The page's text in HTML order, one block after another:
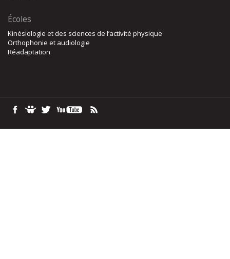
Écoles
Kinésiologie et des sciences de l’activité physique
Orthophonie et audiologie
Réadaptation